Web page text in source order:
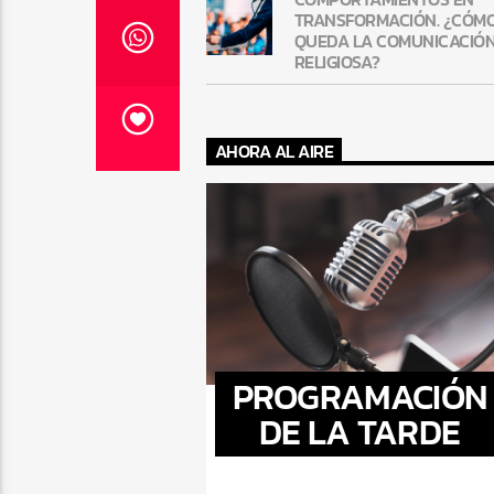
TRANSFORMACIÓN.
QUEDA LA
RELIGIOSA?
AHORA AL AIRE
PROGRAMACIÓN
DE LA TARDE